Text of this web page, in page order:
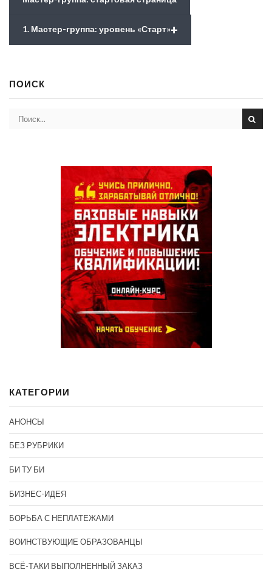
+
1. Мастер-группа: уровень «Старт»
ПОИСК
КАТЕГОРИИ
АНОНСЫ
БЕЗ РУБРИКИ
БИ ТУ БИ
БИЗНЕС-ИДЕЯ
БОРЬБА С НЕПЛАТЕЖАМИ
ВОИНСТВУЮЩИЕ ОБРАЗОВАНЦЫ
ВСЁ-ТАКИ ВЫПОЛНЕННЫЙ ЗАКАЗ